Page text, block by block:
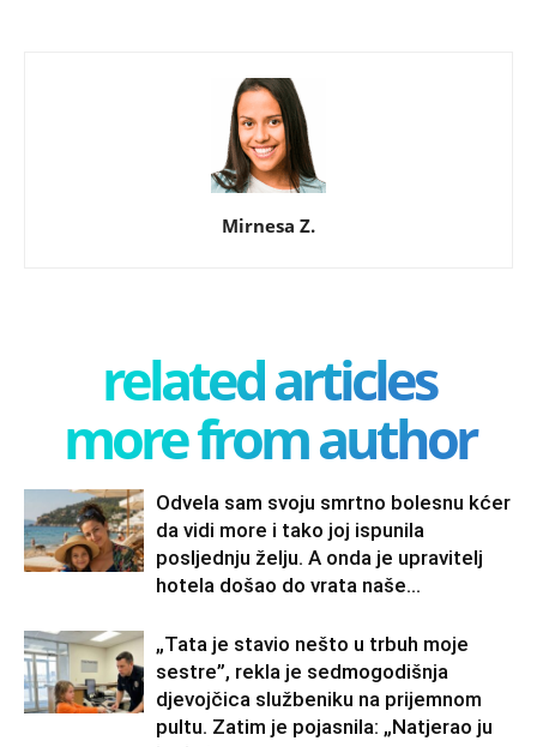
Mirnesa Z.
related articles
more from author
Odvela sam svoju smrtno bolesnu kćer
da vidi more i tako joj ispunila
posljednju želju. A onda je upravitelj
hotela došao do vrata naše...
„Tata je stavio nešto u trbuh moje
sestre”, rekla je sedmogodišnja
djevojčica službeniku na prijemnom
pultu. Zatim je pojasnila: „Natjerao ju